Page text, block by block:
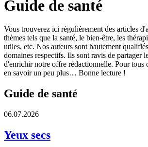
Guide de santé
Vous trouverez ici régulièrement des articles
thèmes tels que la santé, le bien-être, les
utiles, etc. Nos auteurs sont hautement
domaines respectifs. Ils sont ravis de partager
d'enrichir notre offre rédactionnelle. Pour tous
en savoir un peu plus… Bonne lecture !
Guide de santé
06.07.2026
Yeux secs